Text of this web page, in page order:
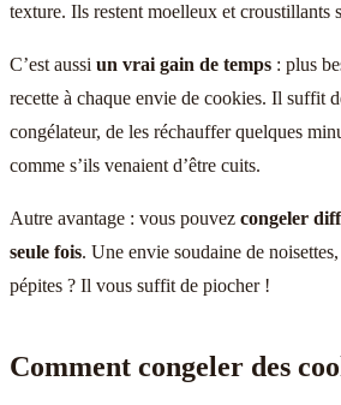
texture. Ils restent moelleux et croustillants
C’est aussi un vrai gain de temps : plus
recette à chaque envie de cookies. Il suffit
congélateur, de les réchauffer quelques
comme s’ils venaient d’être cuits.
Autre avantage : vous pouvez congeler
seule fois. Une envie soudaine de
pépites ? Il vous suffit de piocher !
Comment congeler des